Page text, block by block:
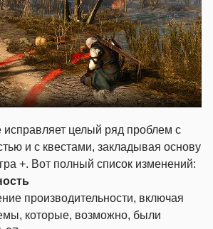
исправляет целый ряд проблем с
и с квестами, закладывая основу
+. Вот полный список изменений:
производительности, включая
которые, возможно, были